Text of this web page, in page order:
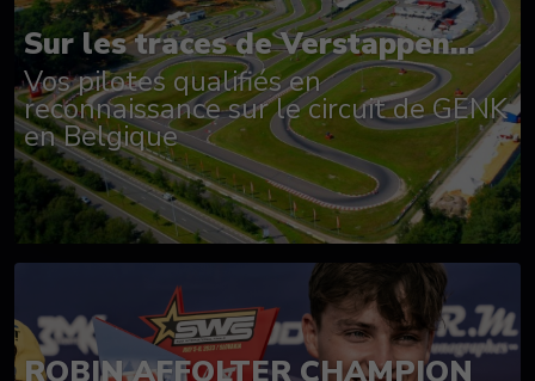
Sur les traces de Verstappen...
Vos pilotes qualifiés en
reconnaissance sur le circuit de GENK
en Belgique
ROBIN AFFOLTER CHAMPION